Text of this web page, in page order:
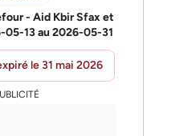
- Aid Kbir Sfax et
05-13 au 2026-05-31
le 31 mai 2026